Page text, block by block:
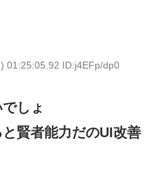
01:25:05.92 ID:j4EFp/dp0
しょ
賢者能力だのUI改善